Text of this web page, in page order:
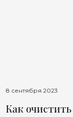
8 сентября 2023
Как